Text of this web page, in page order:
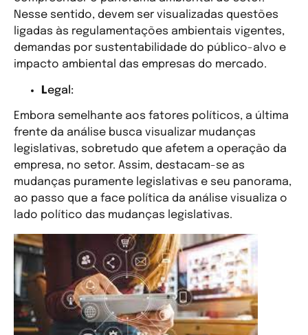
Nesse sentido, devem ser visualizadas questões
ligadas às regulamentações ambientais vigentes,
demandas por sustentabilidade do público-alvo e
impacto ambiental das empresas do mercado.
Legal:
Embora semelhante aos fatores políticos, a última
frente da análise busca visualizar mudanças
legislativas, sobretudo que afetem a operação da
empresa, no setor. Assim, destacam-se as
mudanças puramente legislativas e seu panorama,
ao passo que a face política da análise visualiza o
lado político das mudanças legislativas.